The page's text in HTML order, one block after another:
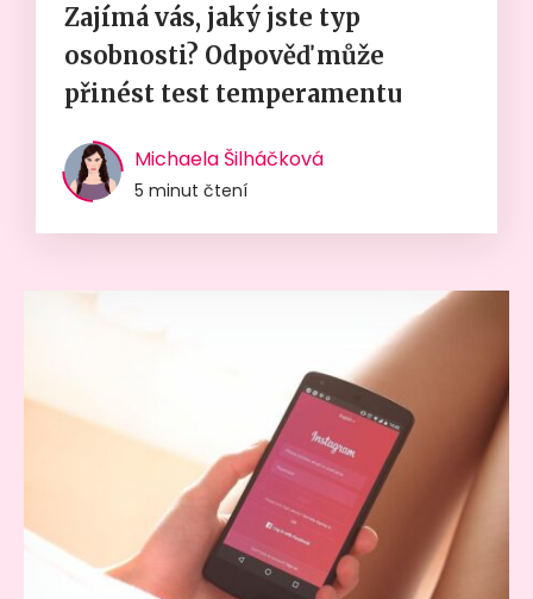
Zajímá vás, jaký jste typ
osobnosti? Odpověď může
přinést test temperamentu
Michaela Šilháčková
5 minut čtení